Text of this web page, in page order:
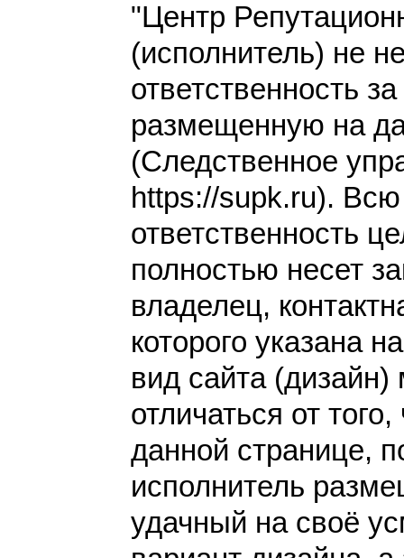
"Центр
(исполнитель) не
ответственность
размещенную на
(Следственное
https://supk.ru). Всю
ответственность
полностью несет
владелец,
которого указана
вид сайта (дизайн)
отличаться от
данной странице,
исполнитель
удачный на своё